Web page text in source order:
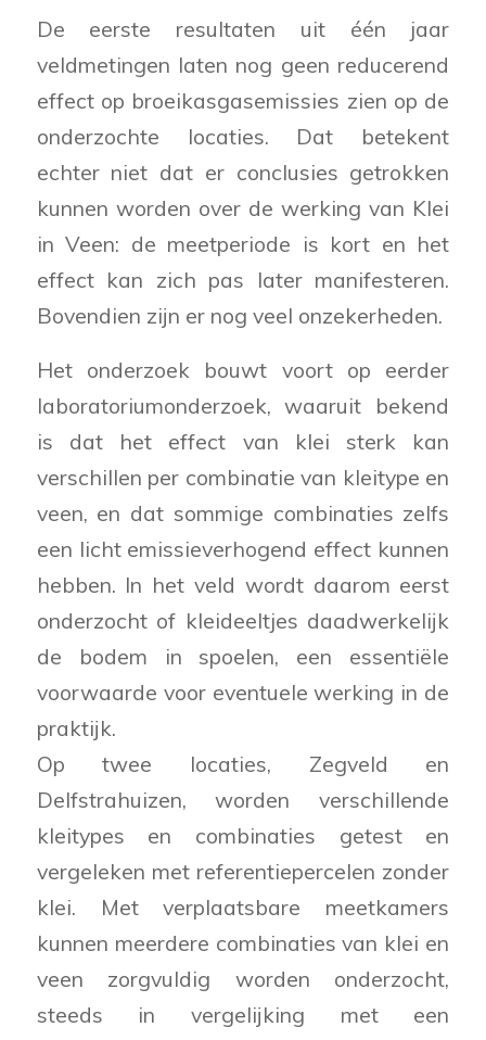
De eerste resultaten uit één jaar
veldmetingen laten nog geen reducerend
effect op broeikasgasemissies zien op de
onderzochte locaties. Dat betekent
echter niet dat er conclusies getrokken
kunnen worden over de werking van Klei
in Veen: de meetperiode is kort en het
effect kan zich pas later manifesteren.
Bovendien zijn er nog veel onzekerheden.
Het onderzoek bouwt voort op eerder
laboratoriumonderzoek, waaruit bekend
is dat het effect van klei sterk kan
verschillen per combinatie van kleitype en
veen, en dat sommige combinaties zelfs
een licht emissieverhogend effect kunnen
hebben. In het veld wordt daarom eerst
onderzocht of kleideeltjes daadwerkelijk
de bodem in spoelen, een essentiële
voorwaarde voor eventuele werking in de
praktijk.
Op twee locaties, Zegveld en
Delfstrahuizen, worden verschillende
kleitypes en combinaties getest en
vergeleken met referentiepercelen zonder
klei. Met verplaatsbare meetkamers
kunnen meerdere combinaties van klei en
veen zorgvuldig worden onderzocht,
steeds in vergelijking met een